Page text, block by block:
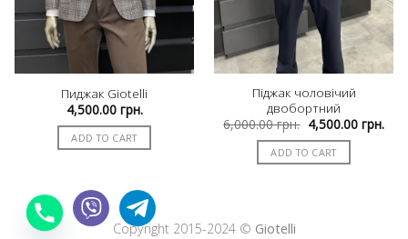
Пиджак Giotelli
4,500.00 грн.
ADD TO CART
Піджак чоловічий
двобортний
6,000.00грн. Original
price
was:
6,000.00 грн..
4,500.00 грн.
ADD TO CART
Copyright 2015-2024 © Giotelli